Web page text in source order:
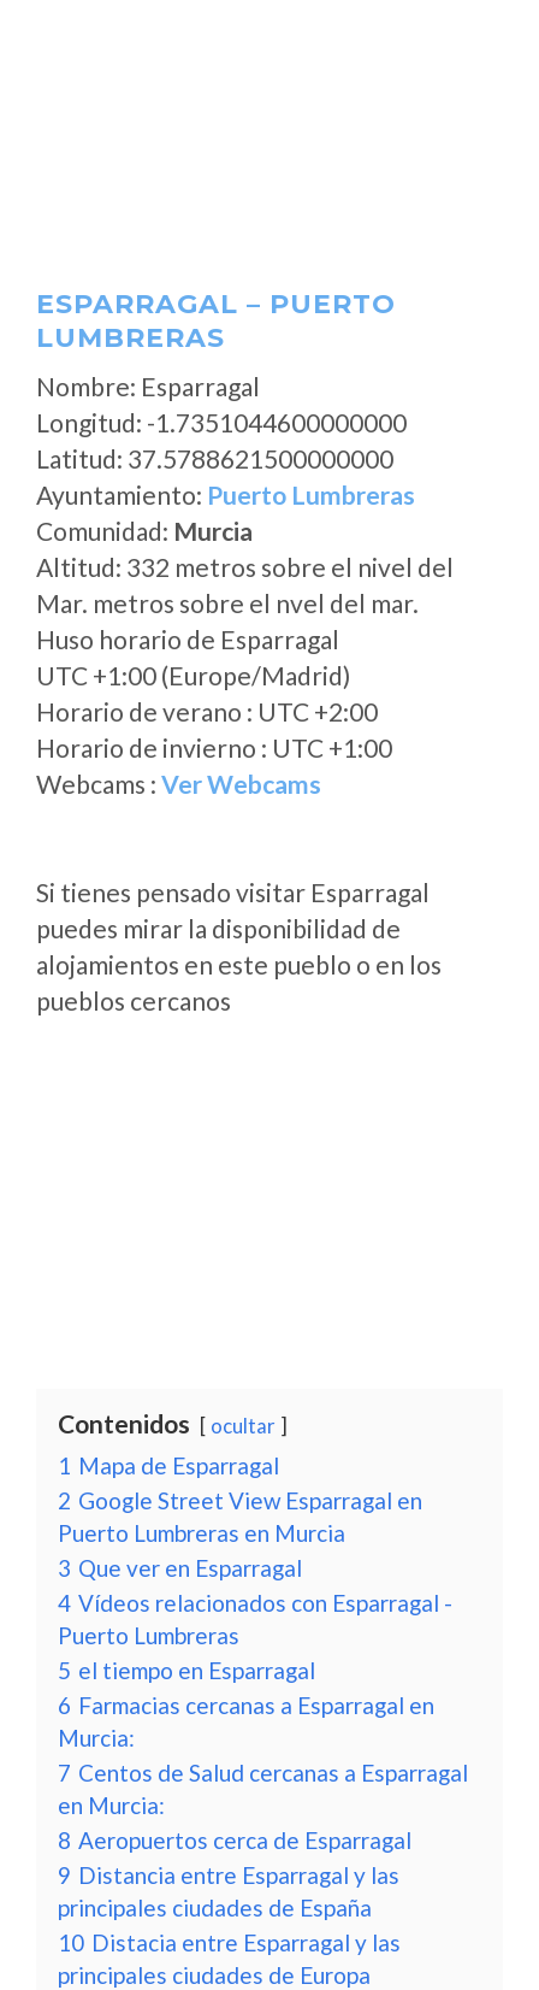
ESPARRAGAL – PUERTO
LUMBRERAS
Nombre: Esparragal
Longitud: -1.7351044600000000
Latitud: 37.5788621500000000
Ayuntamiento: Puerto Lumbreras
Comunidad: Murcia
Altitud: 332 metros sobre el nivel del
Mar. metros sobre el nvel del mar.
Huso horario de Esparragal
UTC +1:00 (Europe/Madrid)
Horario de verano : UTC +2:00
Horario de invierno : UTC +1:00
Webcams : Ver Webcams
Si tienes pensado visitar Esparragal
puedes mirar la disponibilidad de
alojamientos en este pueblo o en los
pueblos cercanos
Contenidos ocultar
1 Mapa de Esparragal
2 Google Street View Esparragal en
Puerto Lumbreras en Murcia
3 Que ver en Esparragal
4 Vídeos relacionados con Esparragal -
Puerto Lumbreras
5 el tiempo en Esparragal
6 Farmacias cercanas a Esparragal en
Murcia:
7 Centos de Salud cercanas a Esparragal
en Murcia:
8 Aeropuertos cerca de Esparragal
9 Distancia entre Esparragal y las
principales ciudades de España
10 Distacia entre Esparragal y las
principales ciudades de Europa